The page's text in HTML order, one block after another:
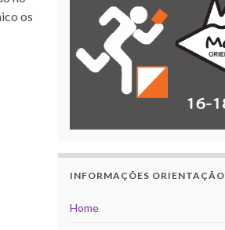
os
INFORMAÇÕES ORIENTAÇÃO
Home